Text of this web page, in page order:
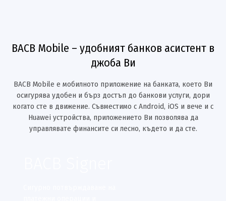
BACB Mobile – удобният банков асистент в
джоба Ви
BACB Mobile е мобилното приложение на банката, което Ви
осигурява удобен и бърз достъп до банкови услуги, дори
когато сте в движение. Съвместимо с Android, iOS и вече и с
Huawei устройства, приложението Ви позволява да
управлявате финансите си лесно, където и да сте.